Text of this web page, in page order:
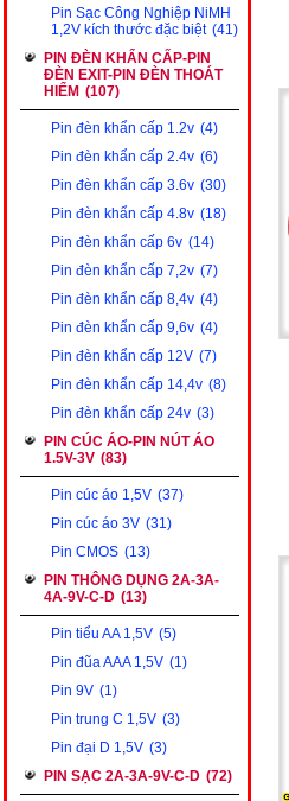
Pin Sạc Công Nghiệp NiMH
1,2V kích thước đặc biệt (41)
PIN ĐÈN KHẨN CẤP-PIN
ĐÈN EXIT-PIN ĐÈN THOÁT
HIỂM (107)
Pin đèn khẩn cấp 1.2v (4)
Pin đèn khẩn cấp 2.4v (6)
Pin đèn khẩn cấp 3.6v (30)
Pin đèn khẩn cấp 4.8v (18)
Pin đèn khẩn cấp 6v (14)
Pin đèn khẩn cấp 7,2v (7)
Pin đèn khẩn cấp 8,4v (4)
Pin đèn khẩn cấp 9,6v (4)
Pin đèn khẩn cấp 12V (7)
Pin đèn khẩn cấp 14,4v (8)
Pin đèn khẩn cấp 24v (3)
PIN CÚC ÁO-PIN NÚT ÁO
1.5V-3V (83)
Pin cúc áo 1,5V (37)
Pin cúc áo 3V (31)
Pin CMOS (13)
PIN THÔNG DỤNG 2A-3A-
4A-9V-C-D (13)
Pin tiểu AA 1,5V (5)
Pin đũa AAA 1,5V (1)
Pin 9V (1)
Pin trung C 1,5V (3)
Pin đại D 1,5V (3)
PIN SẠC 2A-3A-9V-C-D (72)